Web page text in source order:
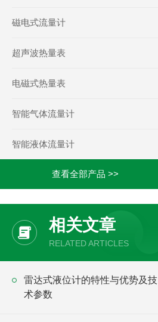
磁电式流量计
超声波热量表
电磁式热量表
智能气体流量计
智能液体流量计
查看全部产品 >>
相关文章
RELATED ARTICLES
雷达式液位计的特性与优势及技
术参数